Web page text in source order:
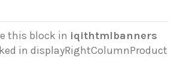
this block in iqithtmlbanners
in displayRightColumnProduct